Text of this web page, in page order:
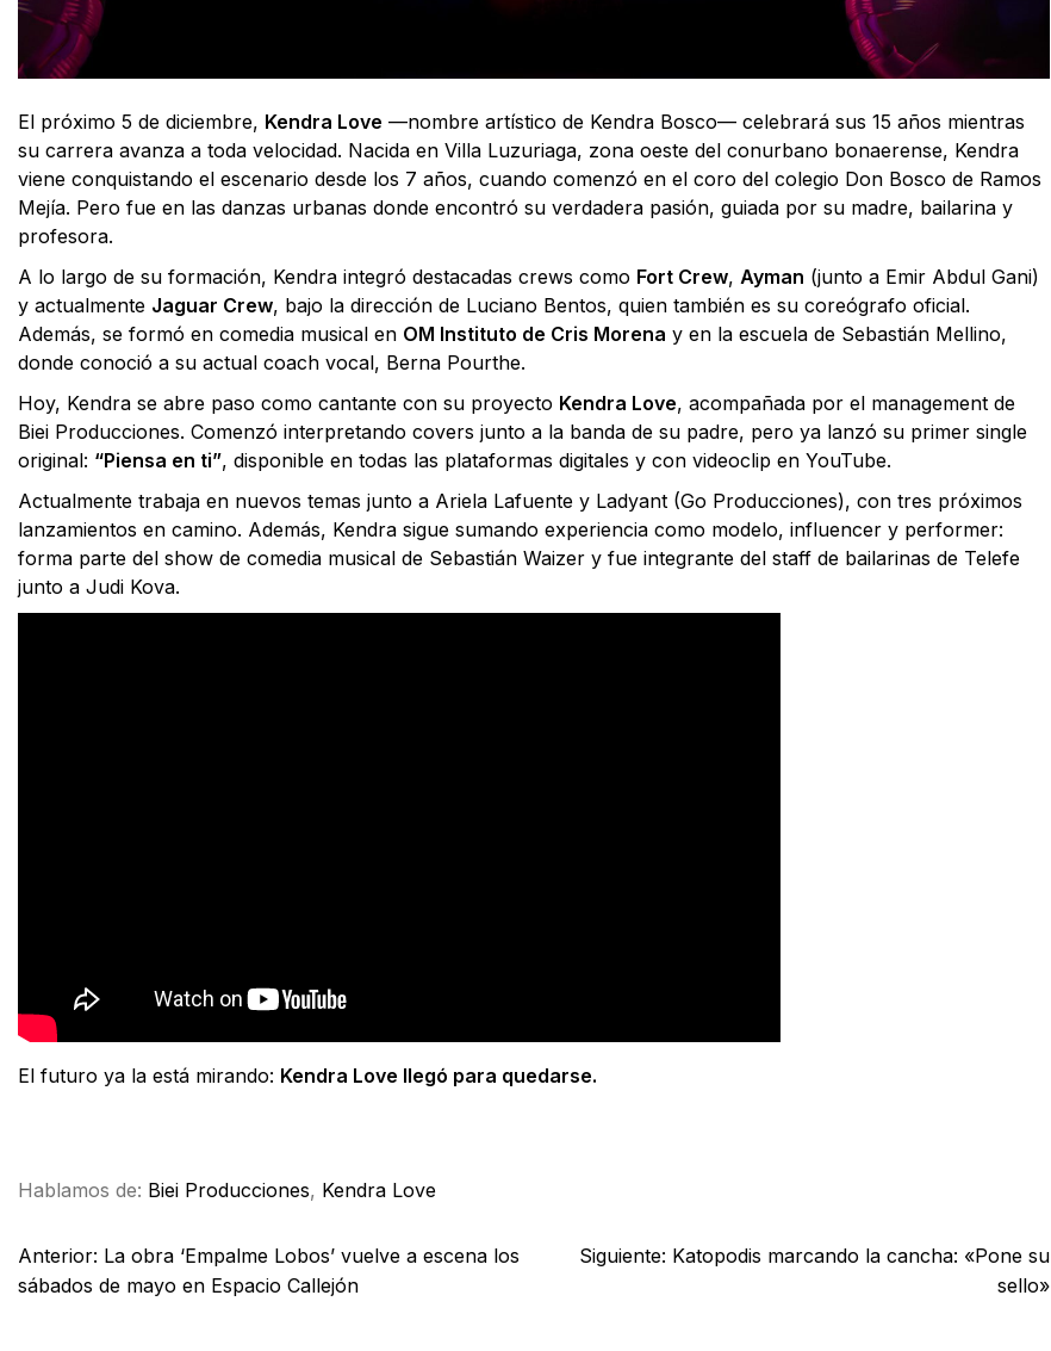
El próximo 5 de diciembre, Kendra Love —nombre artístico de Kendra Bosco— celebrará sus 15 años mientras
su carrera avanza a toda velocidad. Nacida en Villa Luzuriaga, zona oeste del conurbano bonaerense, Kendra
viene conquistando el escenario desde los 7 años, cuando comenzó en el coro del colegio Don Bosco de Ramos
Mejía. Pero fue en las danzas urbanas donde encontró su verdadera pasión, guiada por su madre, bailarina y
profesora.
A lo largo de su formación, Kendra integró destacadas crews como Fort Crew, Ayman (junto a Emir Abdul Gani)
y actualmente Jaguar Crew, bajo la dirección de Luciano Bentos, quien también es su coreógrafo oficial.
Además, se formó en comedia musical en OM Instituto de Cris Morena y en la escuela de Sebastián Mellino,
donde conoció a su actual coach vocal, Berna Pourthe.
Hoy, Kendra se abre paso como cantante con su proyecto Kendra Love, acompañada por el management de
Biei Producciones. Comenzó interpretando covers junto a la banda de su padre, pero ya lanzó su primer single
original: “Piensa en ti”, disponible en todas las plataformas digitales y con videoclip en YouTube.
Actualmente trabaja en nuevos temas junto a Ariela Lafuente y Ladyant (Go Producciones), con tres próximos
lanzamientos en camino. Además, Kendra sigue sumando experiencia como modelo, influencer y performer:
forma parte del show de comedia musical de Sebastián Waizer y fue integrante del staff de bailarinas de Telefe
junto a Judi Kova.
El futuro ya la está mirando: Kendra Love llegó para quedarse.
Hablamos de: Biei Producciones, Kendra Love
Anterior: La obra ‘Empalme Lobos’ vuelve a escena los
sábados de mayo en Espacio Callejón
Siguiente: Katopodis marcando la cancha: «Pone su
sello»